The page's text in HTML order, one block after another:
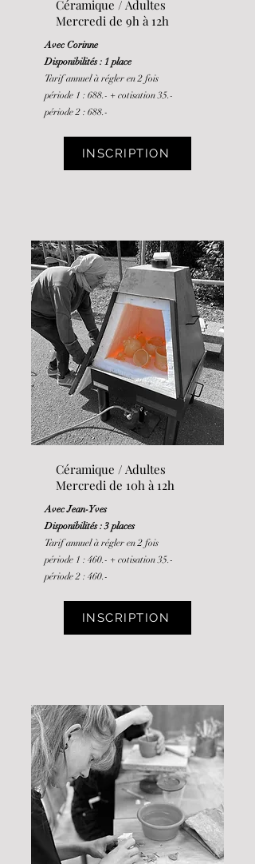
Céramique / Adultes
Mercredi de 9h à 12h
Avec Corinne
Disponibilités : 1 place
Tarif annuel à régler en 2 fois
période 1 : 688.- + cotisation 35.-
période 2 : 688.-
INSCRIPTION
Céramique / Adultes
Mercredi de 10h à 12h
Avec Jean-Yves
Disponibilités : 3 places
Tarif annuel à régler en 2 fois
période 1 : 460.- + cotisation 35.-
période 2 : 460.-
INSCRIPTION